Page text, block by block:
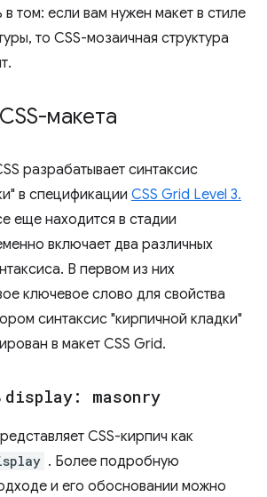
том: если вам нужен макет в стиле
то CSS-мозаичная структура
макета
разрабатывает синтаксис
в спецификации CSS Grid Level 3.
еще находится в стадии
включает два различных
В первом из них
ключевое слово для свойства
синтаксис "кирпичной кладки"
в макет CSS Grid.
display: masonry
CSS-кирпич как
. Более подробную
и его обосновании можно